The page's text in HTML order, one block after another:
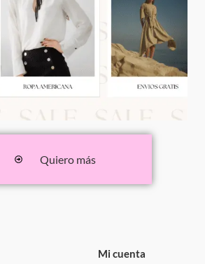
Quiero más
Mi cuenta